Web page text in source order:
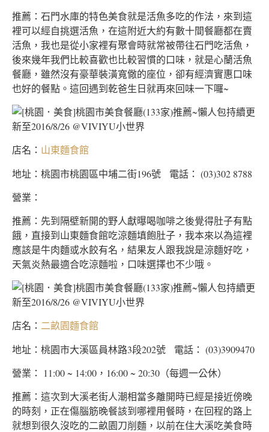
推薦：石門水庫的特色美食就是活魚多吃的作法，來到這
裡可以經自挑選活魚，在這附近大約有數十間餐廳都在賣
活魚，我也是從小家裡有聚會時就常被帶往石門吃活魚，
後來幾年我們比較喜歡也比較習慣的口味，就是心蘭活魚
餐廳，雖然沒有豪華裝潢寬僘的座位，卻有經濟實惠口味
也好的餐點。這回遇到乾爸生日就再來回味一下囉~
店名： 山東麵食館
地址：桃園市桃園區中埔二街196號 電話： (03)302 8788
營業：
推薦：先到隔壁新開的野人獻曝喝咖啡之後覺得肚子有點
餓，直接到山東麵食館吃涼麵填飽肚子，我本來以為這裡
應該是牛肉麵或水餃有名，結果友人跟我說是涼麵好吃，
天氣炎熱最適合吃涼麵啦，口味選擇也不少哦。
店名： 二畝園麵食館
地址：桃園市大溪區員林路3段202號 電話： (03)3909470
營業： 11:00 ~ 14:00，16:00 ~ 20:30（每週一公休）
推薦：這次到大溪老街人潮相當多離開時已經是接近傍晚
的時刻，正在傷腦筋晚餐該到哪裡用餐時，在回程的路上
就想到很久沒吃的二畝園刀削麵，以前在住大溪吃美食時